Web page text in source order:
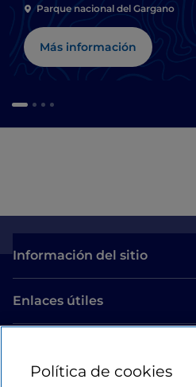
Parque nacional del Gargano
Más información
Información del sitio
Enlaces útiles
Estamos en contacto
Política de cookies